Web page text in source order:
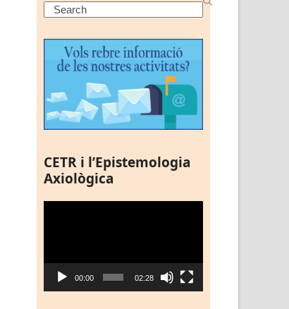
Search
CETR i l’Epistemologia
Axiològica
00:00 02:28